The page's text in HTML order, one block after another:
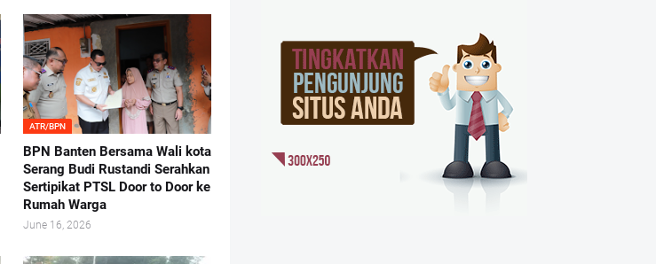
ATR/BPN
BPN Banten Bersama Wali kota
Serang Budi Rustandi Serahkan
Sertipikat PTSL Door to Door ke
Rumah Warga
June 16, 2026